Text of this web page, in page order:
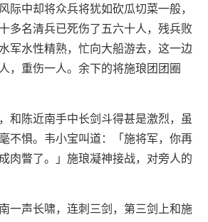
际中却将众兵将犹如砍瓜切菜一般，
多名清兵已死伤了五六十人，残兵败
军水性精熟，忙向大船游去，这一边
，重伤一人。余下的将施琅团团圈
和陈近南手中长剑斗得甚是激烈，虽
不惧。韦小宝叫道：「施将军，你再
肉瞥了。」施琅凝神接战，对旁人的
一声长啸，连刺三剑，第三剑上和施